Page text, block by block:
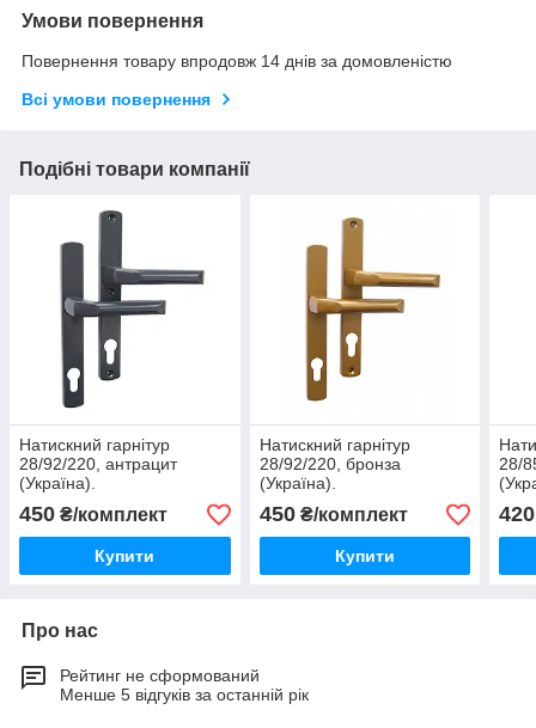
Умови повернення
Повернення товару впродовж 14 днів за домовленістю
Всі умови повернення
Подібні товари компанії
Натискний гарнітур
28/92/220, антрацит
(Україна).
450 ₴/комплект
Купити
Натискний гарнітур
28/92/220, бронза
(Україна).
450₴/комплект
Купити
28/
420
Про нас
Рейтинг не сформований
Менше 5 відгуків за останній рік